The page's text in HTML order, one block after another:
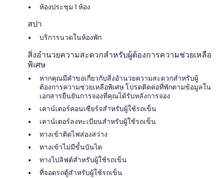
ห้องประชุม 1 ห้อง
สปา
บริการนวดในห้องพัก
สิ่งอำนวยความสะดวกสำหรับผู้ต้องการความช่วยเหลือ
พิเศษ
หากคุณมีคำขอเกี่ยวกับสิ่งอำนวยความสะดวกสำหรับผู้
ต้องการความช่วยเหลือพิเศษ โปรดติดต่อที่พักตามข้อมูลใน
เอกสารยืนยันการจองที่คุณได้รับหลังการจอง
เคาน์เตอร์คอนเซียร์จสำหรับผู้ใช้รถเข็น
เคาน์เตอร์ลงทะเบียนสำหรับผู้ใช้รถเข็น
ทางเข้าติดไฟส่องสว่าง
ทางเข้าไม่มีขั้นบันได
ทางไปลิฟต์สำหรับผู้ใช้รถเข็น
ที่จอดรถตู้สำหรับผู้ใช้รถเข็น